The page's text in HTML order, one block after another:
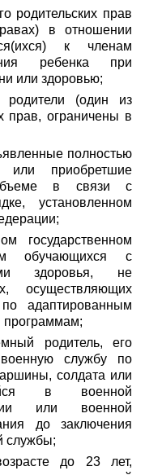
родительских прав
в отношении
к членам
ребенка при
или здоровью;
(один из
прав, ограничены в
полностью
или приобретшие
в связи с
установленном
государственном
обучающихся с
здоровья, не
осуществляющих
по адаптированным
родитель, его
военную службу по
солдата или
в военной
или военной
до заключения
службы;
до 23 лет,